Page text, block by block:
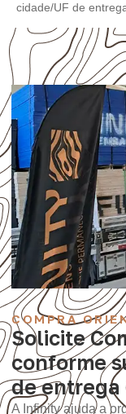
cidade/UF de
COMPRA
Solicite
conforme
de entrega
A Infinity ajuda a